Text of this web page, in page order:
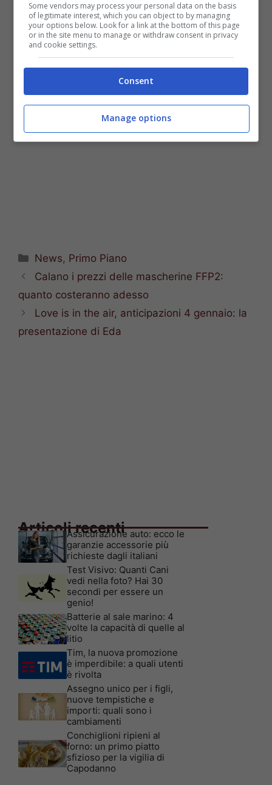
Posti letto di terapia intensiva: 656 disponibili,
60 occupati.
Posti letto di degenza: 3.160 disponibili tra posti
letto Covid e offerta privata, 750 occupati.
Categorie
News, Primo Piano
Calano i prezzi delle mascherine FFP2:
quanto costeranno adesso
Love is in the air, anticipazioni 4 gennaio: la
presentazione di Eda
Articoli recenti
Assicurazione auto: ecco le
garanzie accessorie più
richieste dagli italiani
Test Visivo: Quanti Cani
vedi nella foto? Hai 30
secondi per essere un
genio!
Batterie al sale marino: 4
volte la capacità di quelle al
litio
Tim, la nuova promozione
è imperdibile: a quali utenti
è rivolta
Assegno unico per i figli,
nuove tempistiche e
importi: quali sono i
cambiamenti
Conchiglioni ripieni al
forno: un primo piatto
sfizioso per la vigilia di
Capodanno
Some vendors may process your personal data on the basis
of legitimate interest, which you can object to by managing
your options below. Look for a link at the bottom of this page
or in the site menu to manage or withdraw consent in privacy
and cookie settings.
Consent
Manage options